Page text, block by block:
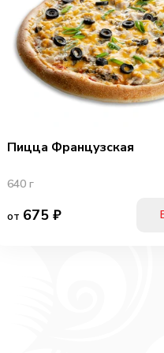
Пицца Французская
640 г
от 675 ₽